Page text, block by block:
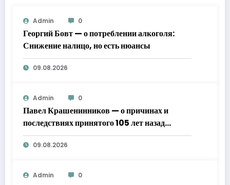
Admin 0
Георгий Бовт — о потреблении алкоголя:
Снижение налицо, но есть нюансы
09.08.2026
Admin 0
Павел Крашенинников — о причинах и
последствиях принятого 105 лет назад
декрета Совнаркома о новой экономической
политике
09.08.2026
Admin 0